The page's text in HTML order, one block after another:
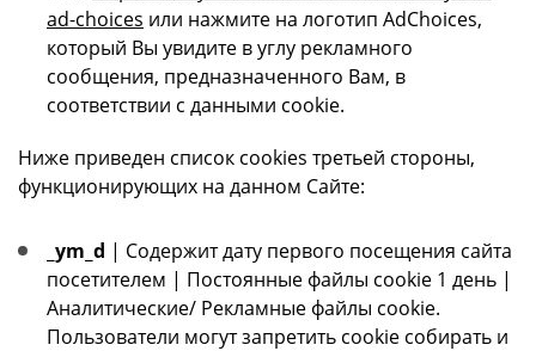
ad-choices или нажмите на логотип AdChoices,
который Вы увидите в углу рекламного
сообщения, предназначенного Вам, в
соответствии с данными cookie.
Ниже приведен список cookies третьей стороны,
функционирующих на данном Сайте:
_ym_d | Содержит дату первого посещения сайта
посетителем | Постоянные файлы cookie 1 день |
Аналитические/ Рекламные файлы cookie.
Пользователи могут запретить cookie собирать и